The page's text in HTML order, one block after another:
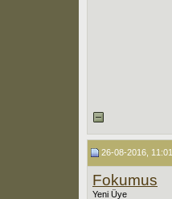
26-08-2016, 11:01
Fokumus
Yeni Üye